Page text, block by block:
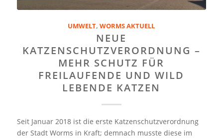
UMWELT,WORMS AKTUELL
NEUE
KATZENSCHUTZVERORDNUNG –
MEHR SCHUTZ FÜR
FREILAUFENDE UND WILD
LEBENDE KATZEN
Seit Januar 2018 ist die erste Katzenschutzverordnung
der Stadt Worms in Kraft; demnach musste diese im